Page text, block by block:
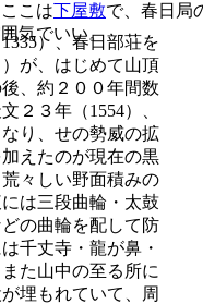
）、春日部荘を
が、はじめて山頂
、約２００年間数
２３年（1554）、
り、せの勢威の拡
えたのが現在の黒
々しい野面積みの
は三段曲輪・太鼓
の曲輪を配して防
千丈寺・龍が鼻・
た山中の至る所に
埋もれていて、周
こは下屋敷で、春日局
気でいい。